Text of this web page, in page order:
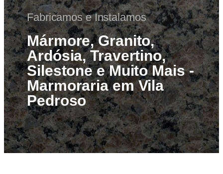
Fabricamos e Instalamos
Mármore, Granito,
Ardósia, Travertino,
Silestone e Muito Mais -
Marmoraria em Vila
Pedroso